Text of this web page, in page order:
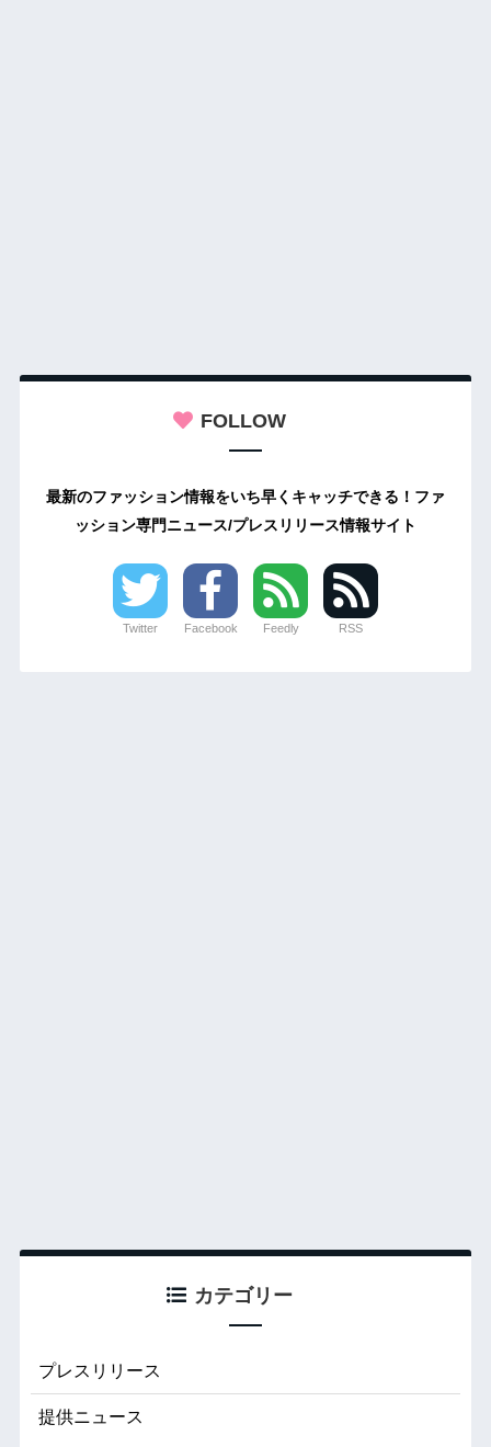
FOLLOW
最新のファッション情報をいち早くキャッチできる！ファ
ッション専門ニュース/プレスリリース情報サイト
Twitter Facebook Feedly RSS
カテゴリー
プレスリリース
提供ニュース